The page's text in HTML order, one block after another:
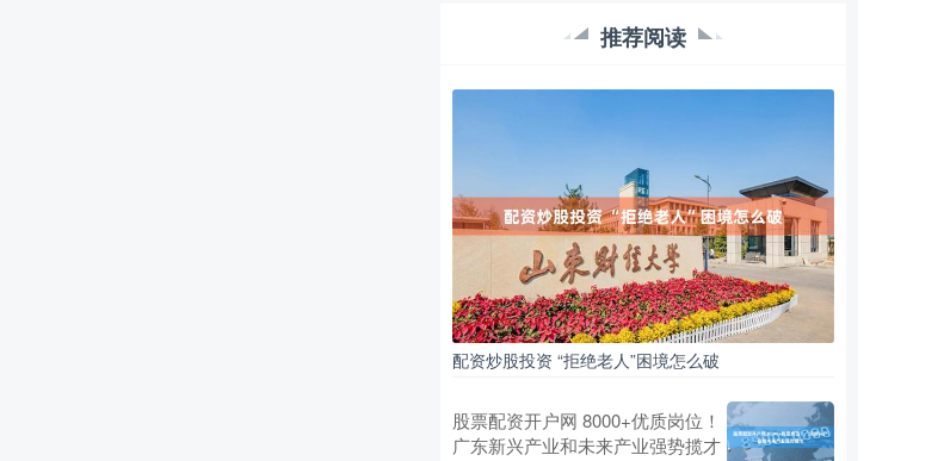
推荐阅读
配资炒股投资 “拒绝老人”困境怎么破
股票配资开户网 8000+优质岗位！
广东新兴产业和未来产业强势揽才